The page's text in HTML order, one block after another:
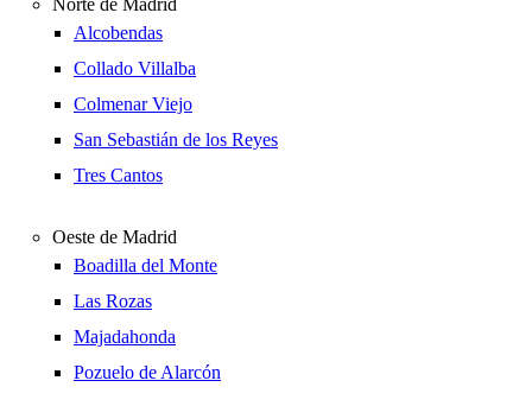
Norte de Madrid
Alcobendas
Collado Villalba
Colmenar Viejo
San Sebastián de los Reyes
Tres Cantos
Oeste de Madrid
Boadilla del Monte
Las Rozas
Majadahonda
Pozuelo de Alarcón